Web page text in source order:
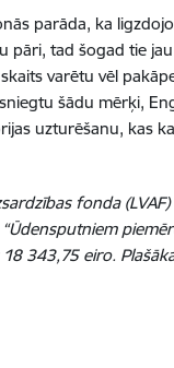
parāda, ka
pāri, tad šogad tie
varētu vēl
šādu mērķi,
uzturēšanu, kas
fonda
343,75 eiro.